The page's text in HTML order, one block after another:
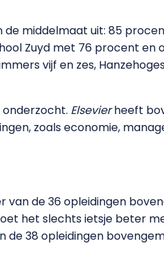
middelmaat uit: 85
Zuyd met 76 procent en
vijf en zes,
Elsevierheeft
zoals economie,
van de 36 opleidingen
het slechts ietsje beter
de 38 opleidingen